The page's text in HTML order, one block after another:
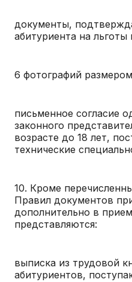
документы,
абитуриента на
6 фотографий
письменное согласие
законного
возрасте до 18 лет,
технические
10. Кроме
Правил документов
дополнительно в
представляются:
выписка из трудовой
абитуриентов,